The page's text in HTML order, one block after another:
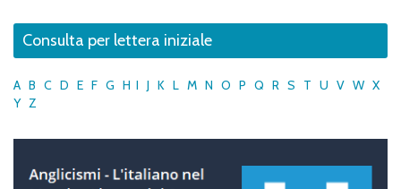
Consulta per lettera iniziale
A B C D E F G H I J K L M N O P Q R S T U V W X
Y Z